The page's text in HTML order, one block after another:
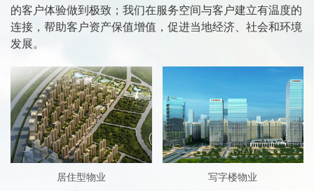
的客户体验做到极致；我们在服务空间与客户建立有温度的
连接，帮助客户资产保值增值，促进当地经济、社会和环境
发展。
居住型物业 写字楼物业